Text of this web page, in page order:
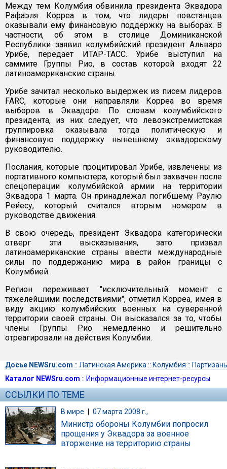
Между тем Колумбия обвинила президента Эквадора
Рафаэля Корреа в том, что лидеры повстанцев
оказывали ему финансовую поддержку на выборах. В
частности, об этом в столице Доминиканской
Республики заявил колумбийский президент Альваро
Урибе, передает ИТАР-ТАСС. Урибе выступил на
саммите Группы Рио, в состав которой входят 22
латиноамериканские страны.
Урибе зачитал несколько выдержек из писем лидеров
FARC, которые они направляли Корреа во время
выборов в Эквадоре. По словам колумбийского
президента, из них следует, что левоэкстремистская
группировка оказывала тогда политическую и
финансовую поддержку нынешнему эквадорскому
руководителю.
Послания, которые процитировал Урибе, извлечены из
портативного компьютера, который был захвачен после
спецоперации колумбийской армии на территории
Эквадора 1 марта. Он принадлежал погибшему Раулю
Рейесу, который считался вторым номером в
руководстве движения.
В свою очередь, президент Эквадора категорически
отверг эти высказывания, зато призвал
латиноамериканские страны ввести международные
силы по поддержанию мира в район границы с
Колумбией.
Регион переживает "исключительный момент с
тяжелейшими последствиями", отметил Корреа, имея в
виду акцию колумбийских военных на суверенной
территории своей страны. Он высказался за то, чтобы
члены Группы Рио немедленно и решительно
отреагировали на действия Колумбии.
Досье NEWSru.com :: Латинская Америка :: Колумбия ::
Каталог NEWSru.com :: Информационные интернет-ресурсы
ССЫЛКИ ПО ТЕМЕ
В мире | 07 марта 2008 г.,
Министр обороны Колумбии попросил
прощения у Эквадора за военное
вторжение на территорию страны